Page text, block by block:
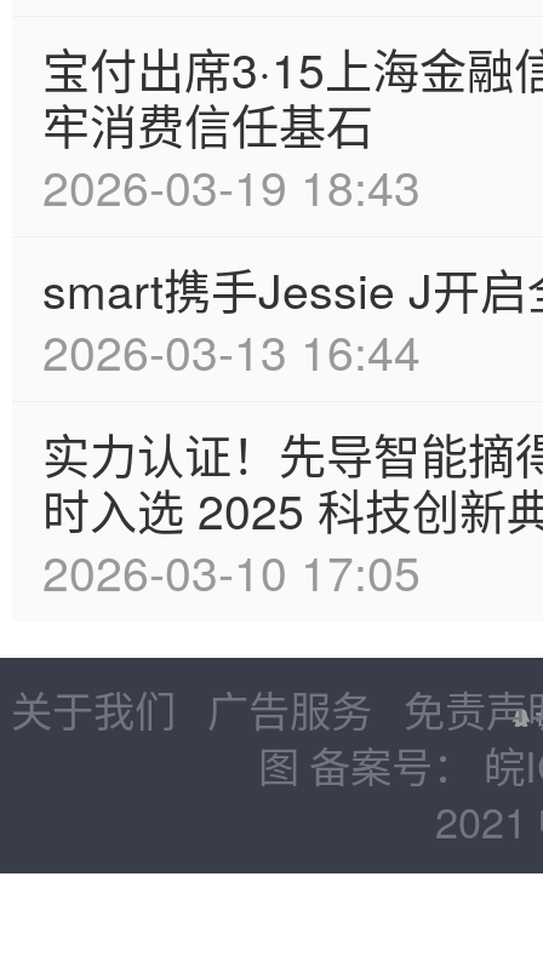
宝付出席3·15上海金
牢消费信任基石
2026-03-19 18:43
smart携手Jessie J开
2026-03-13 16:44
实力认证！先导智能摘
时入选 2025 科技创新
2026-03-10 17:05
关于我们 广告服务 免责声
图 备案号：
皖
2021